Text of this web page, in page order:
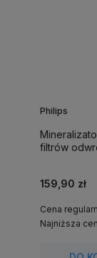
Philips
filtrów
159,90 zł
Cena
Najniższa